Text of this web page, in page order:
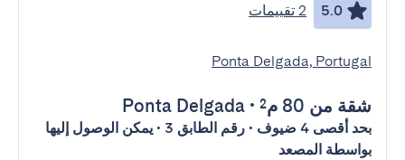
5.0 2 تقييمات
Ponta Delgada, Portugal
شقة من 80 م² •
Ponta Delgada
بحد أقصى 4 ضيوف • رقم الطابق 3 • يمكن الوصول إليها
بواسطة المصعد